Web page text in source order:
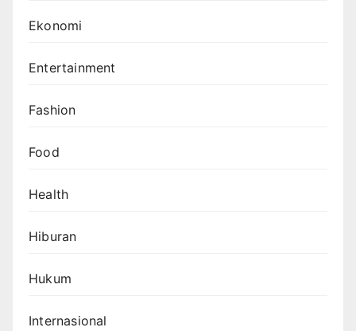
Ekonomi
Entertainment
Fashion
Food
Health
Hiburan
Hukum
Internasional